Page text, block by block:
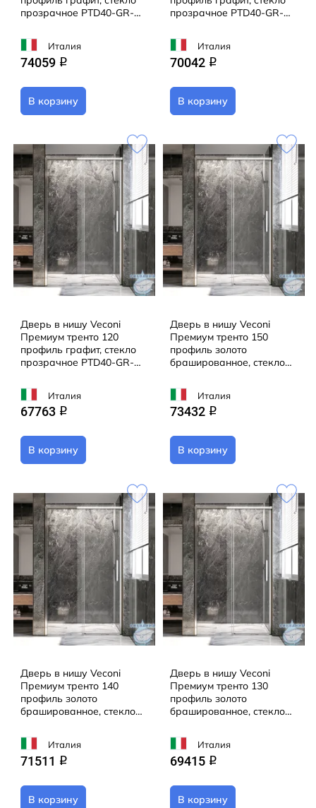
прозрачное PTD40-GR-
Италия
74059 q
В корзину
прозрачное PTD40-GR-
Италия
70042 q
В корзину
Дверь в нишу Veconi
Премиум тренто 120
профиль графит, стекло
прозрачное PTD40-GR-
Италия
67763 q
В корзину
Дверь в нишу Veconi
Премиум тренто 150
профиль золото
брашированное, стекло
01-C4
Италия
73432 q
В корзину
Дверь в нишу Veconi
Премиум тренто 140
профиль золото
брашированное, стекло
01-C4
Италия
71511 q
В корзину
Дверь в нишу Veconi
Премиум тренто 130
профиль золото
брашированное, стекло
01-C4
Италия
69415 q
В корзину